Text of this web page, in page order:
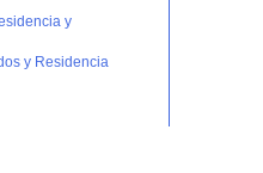
y
y Residencia